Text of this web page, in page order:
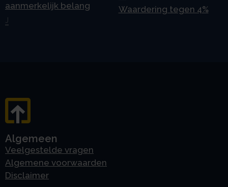
aanmerkelijk belang
J
Waardering tegen 4%
Algemeen
Veelgestelde vragen
Algemene voorwaarden
Disclaimer